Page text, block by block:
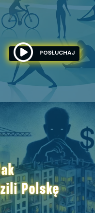
POSŁUCHAJ
Polskę